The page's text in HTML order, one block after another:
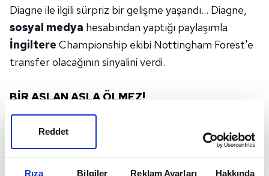
Rıza Bilgiler Reklam Ayarları Hakkında
Reddet
Diagne ile ilgili sürpriz bir gelişme yaşandı… Diagne,
sosyal medya hesabından yaptığı paylaşımla
İngiltere Championship ekibi Nottingham Forest'e
transfer olacağının sinyalini verdi.
BİR ASLAN ASLA ÖLMEZ!
Diagne, Nottingham Forest logolu görseli, "Kader
yazılmış ve gerçek. Her şey için teşekkürler. Tanrım